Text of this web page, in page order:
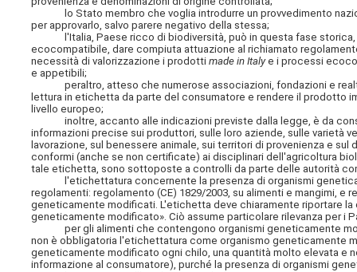
lo Stato membro che voglia introdurre un provvedimento
per approvarlo, salvo parere negativo della stessa;
l'Italia, Paese ricco di biodiversità, può in questa fase storica,
ecocompatibile, dare compiuta attuazione al richiamato
necessità di valorizzazione i prodottimade in Italye i processi
e appetibili;
peraltro, atteso che numerose associazioni, fondazioni e
lettura in etichetta da parte del consumatore e rendere il prodotto
livello europeo;
inoltre, accanto alle indicazioni previste dalla legge, è da
informazioni precise sui produttori, sulle loro aziende, sulle varietà
lavorazione, sul benessere animale, sui territori di provenienza e
conformi (anche se non certificate) ai disciplinari dell'agricoltura
tale etichetta, sono sottoposte a controlli da parte delle autorità
l'etichettatura concernente la presenza di organismi
regolamenti: regolamento (CE) 1829/2003, su alimenti e mangimi,
geneticamente modificati. L'etichetta deve chiaramente riportare
geneticamente modificato». Ciò assume particolare rilevanza per i
per gli alimenti che contengono organismi geneticamente
non è obbligatoria l'etichettatura come organismo geneticamente
geneticamente modificato ogni chilo, una quantità molto elevata e
informazione al consumatore), purché la presenza di organismi